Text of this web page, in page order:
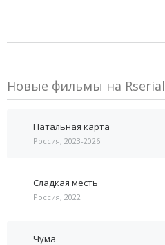
Новые фильмы на Rserial
Натальная карта
Россия, 2023-2026
Сладкая месть
Россия, 2022
Чума